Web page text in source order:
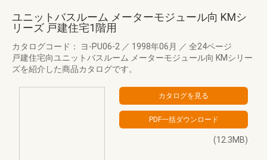
ユニットバスルーム メーターモジュール向 KMシ
リーズ 戸建住宅1階用
カタログコード： ヨ-PU06-2 ／ 1998年06月 ／ 全24ページ
戸建住宅向ユニットバスルーム メーターモジュール向 KMシリー
ズを紹介した商品カタログです。
(12.3MB)